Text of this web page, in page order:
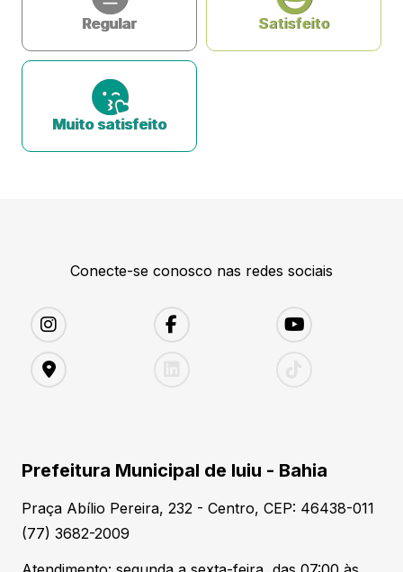
Regular Satisfeito
Muito satisfeito
Conecte-se conosco nas redes sociais
Prefeitura Municipal de Iuiu - Bahia
Praça Abílio Pereira, 232 - Centro, CEP: 46438-011
(77) 3682-2009